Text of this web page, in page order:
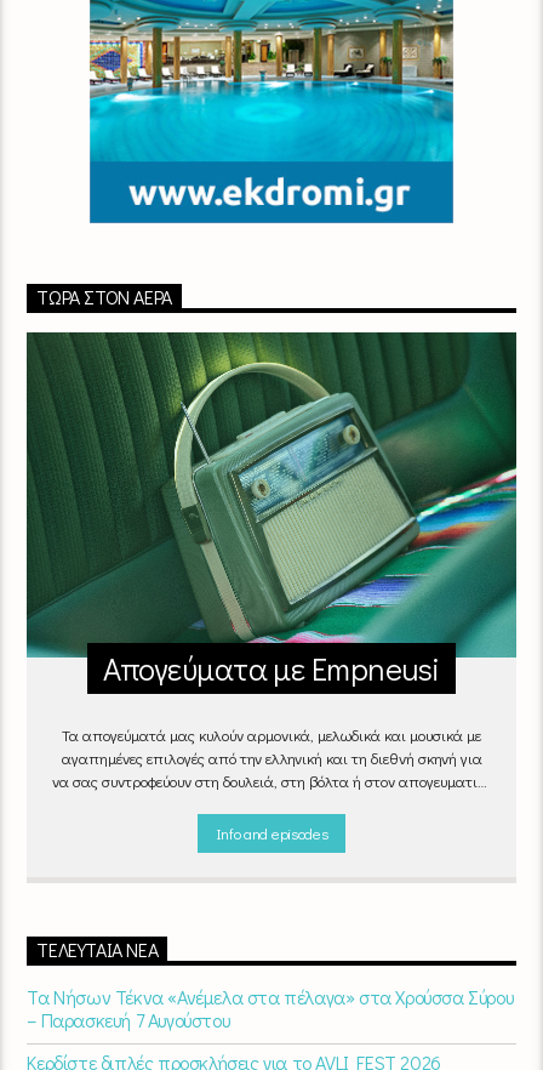
ΤΏΡΑ ΣΤΟΝ ΑΈΡΑ
Απογεύματα με Empneusi
Τα απογεύματά μας κυλούν αρμονικά, μελωδικά και μουσικά με
αγαπημένες επιλογές από την ελληνική και τη διεθνή σκηνή για
να σας συντροφεύουν στη δουλειά, στη βόλτα ή στον απογευματινό
με Empneusi", Καθημερινά & Σαββατοκύριακα 17:00 – 20:00.
Info and episodes
ΤΕΛΕΥΤΑΊΑ ΝΈΑ
Τα Νήσων Τέκνα «Ανέμελα στα πέλαγα» στα Χρούσσα Σύρου
– Παρασκευή 7 Αυγούστου
Κερδίστε διπλές προσκλήσεις για το AVLI FEST 2026